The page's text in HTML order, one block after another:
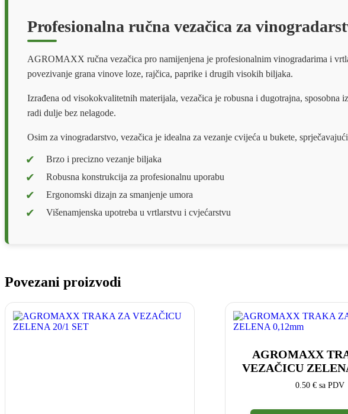
Profesionalna ručna vezačica za
AGROMAXX ručna vezačica pro namijenjena je profesionalnim vinogradarima i
povezivanje grana vinove loze, rajčica, paprike i drugih visokih biljaka.
Izrađena od visokokvalitetnih materijala, vezačica je robusna i dugotrajna,
radi dulje bez nelagode.
Osim za vinogradarstvo, vezačica je idealna za vezanje cvijeća u bukete,
Brzo i precizno vezanje biljaka
Robusna konstrukcija za profesionalnu uporabu
Ergonomski dizajn za smanjenje umora
Višenamjenska upotreba u vrtlarstvu i cvjećarstvu
Povezani proizvodi
AGROMAXX
VEZAČICU
0.50 € sa PDV